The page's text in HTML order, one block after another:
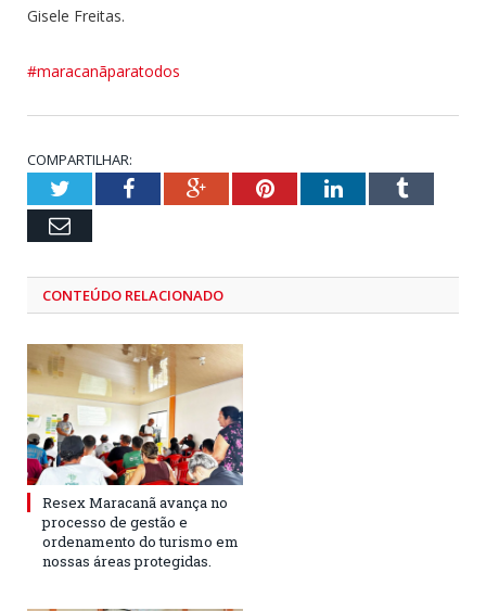
Gisele Freitas.
#maracanãparatodos
COMPARTILHAR:
TwitterFacebookGoogle+PinterestLinkedInTumblr
Email
CONTEÚDO RELACIONADO
Resex Maracanã avança no
processo de gestão e
ordenamento do turismo em
nossas áreas protegidas.